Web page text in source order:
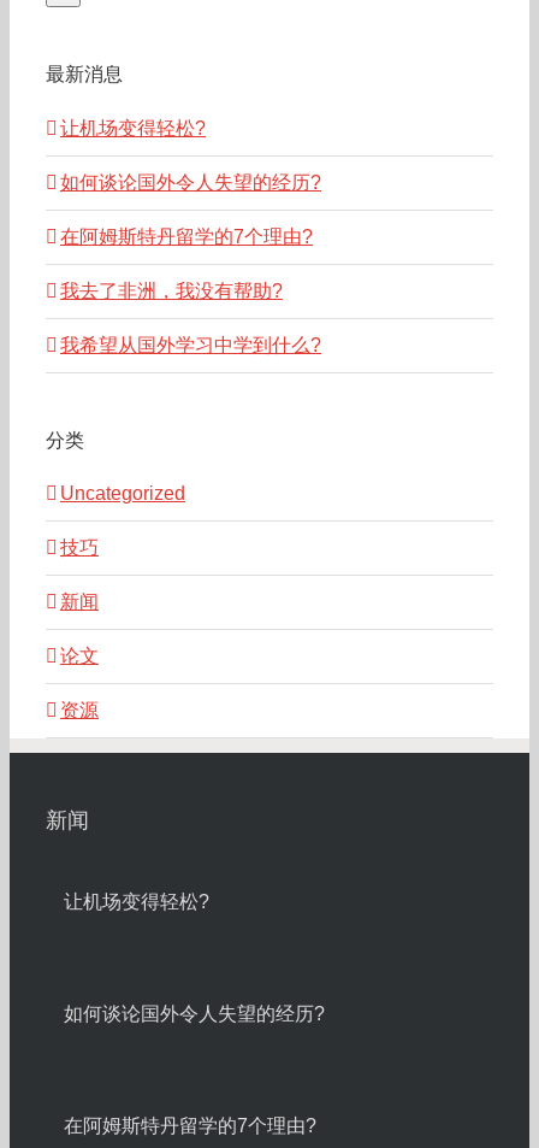
最新消息
让机场变得轻松?
如何谈论国外令人失望的经历?
在阿姆斯特丹留学的7个理由?
我去了非洲，我没有帮助?
我希望从国外学习中学到什么?
分类
Uncategorized
技巧
新闻
论文
资源
新闻
让机场变得轻松?
如何谈论国外令人失望的经历?
在阿姆斯特丹留学的7个理由?